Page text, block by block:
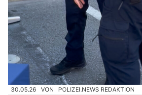
30.05.26 VON POLIZEI.NEWS REDAKTION